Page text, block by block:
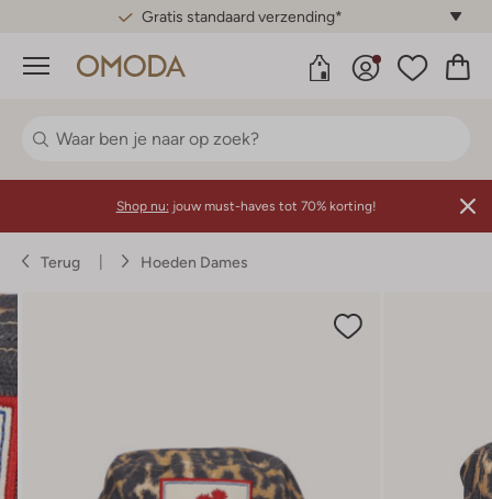
Gratis standaard verzending*
Menu
Shop nu: jouw must-haves tot 70% korting!
Terug Hoeden Dames